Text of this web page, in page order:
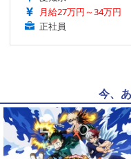
月給27万円～34万円
正社員
今、